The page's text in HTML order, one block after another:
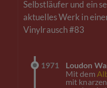
Selbstläufer und ein
aktuelles Werk in
Vinylrausch #83
1971
Loudon
Mit dem
mit